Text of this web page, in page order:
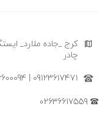
کرج _جاده ملارد_
چادر
09123617471 | 02636600094
02636617559